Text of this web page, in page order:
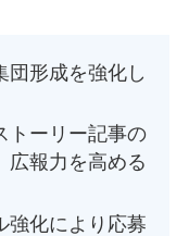
団形成を強化し
トーリー記事の
広報力を高める
強化により応募